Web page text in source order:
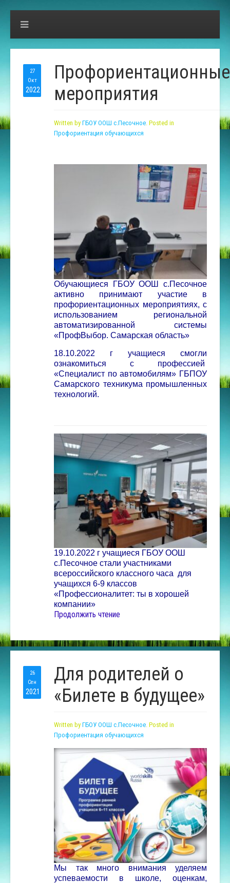
27
Окт
2022
Профориентационные
мероприятия
Written by ГБОУ ООШ с.Песочное. Posted in
Профориентация обучающихся
Обучающиеся ГБОУ ООШ с.Песочное
активно принимают участие в
профориентационных мероприятиях, с
использованием региональной
автоматизированной системы
«ПрофВыбор. Самарская область»
18.10.2022 г учащиеся смогли
ознакомиться с профессией
«Специалист по автомобилям» ГБПОУ
Самарского техникума промышленных
технологий.
19.10.2022 г учащиеся ГБОУ ООШ
с.Песочное стали участниками
всероссийского классного часа для
учащихся 6-9 классов
«Профессионалитет: ты в хорошей
компании»
Продолжить чтение
26
Сен
2021
Для родителей о
«Билете в будущее»
Written by ГБОУ ООШ с.Песочное. Posted in
Профориентация обучающихся
Мы так много внимания уделяем
успеваемости в школе, оценкам,